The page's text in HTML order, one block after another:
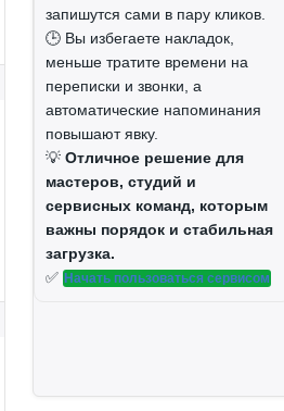
запишутся сами в пару кликов.
🕒 Вы избегаете накладок,
меньше тратите времени на
переписки и звонки, а
автоматические напоминания
повышают явку.
💡 Отличное решение для
мастеров, студий и
сервисных команд, которым
важны порядок и стабильная
загрузка.
✅ Начать пользоваться сервисом